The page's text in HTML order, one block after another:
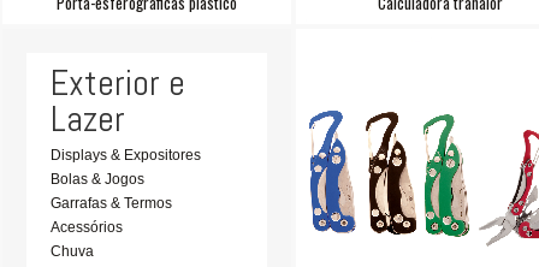
Exterior e
Lazer
Displays & Expositores
Bolas & Jogos
Garrafas & Termos
Acessórios
Chuva